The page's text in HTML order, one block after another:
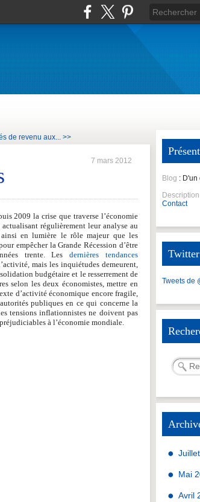
de revenu aux... >>
7 mars 2012
2009 la crise que traverse l’économie
régulièrement leur analyse au
en lumière le rôle majeur que les
empêcher la Grande Récession d’être
trente. Lesdernières tendances
mais les inquiétudes demeurent,
budgétaire et le resserrement de
selon les deux économistes, mettre en
d’activité économique encore fragile,
publiques en ce qui concerne la
tensions inflationnistes ne doivent pas
à l’économie mondiale.
Blog : D'un
Description
Contact
Twitter
Tweets de
Mai
Avril